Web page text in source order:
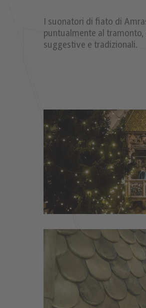
I suonatori di fiato di
puntualmente al
suggestive e tradizionali.